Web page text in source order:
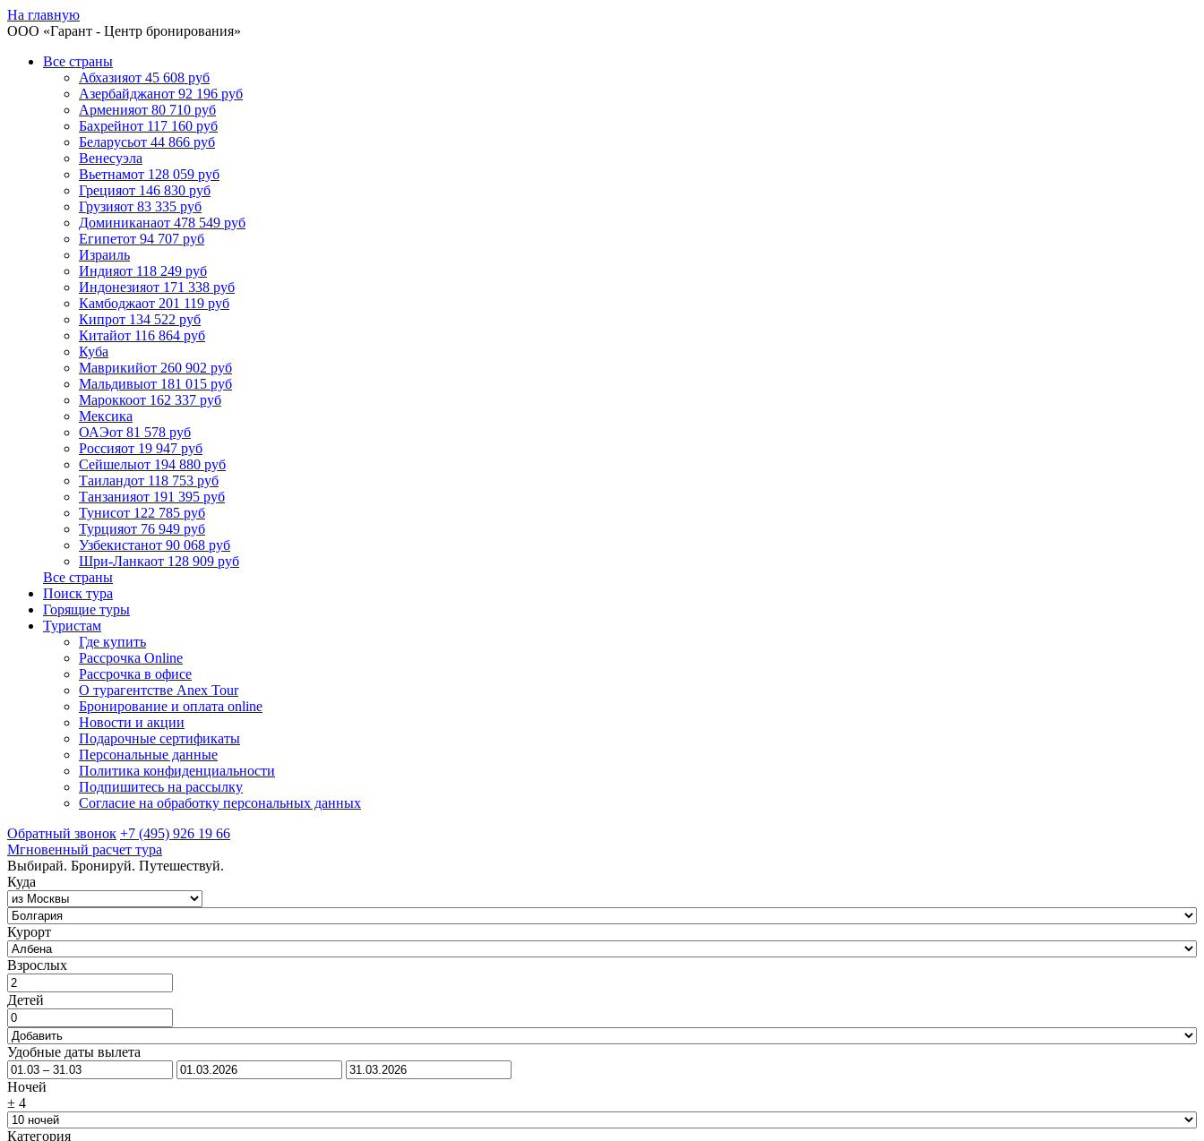
На главную
ООО «Гарант - Центр бронирования»
Все страны
Абхазияот 45 608 руб
Азербайджанот 92 196 руб
Арменияот 80 710 руб
Бахрейнот 117 160 руб
Беларусьот 44 866 руб
Венесуэла
Вьетнамот 128 059 руб
Грецияот 146 830 руб
Грузияот 83 335 руб
Доминиканаот 478 549 руб
Египетот 94 707 руб
Израиль
Индияот 118 249 руб
Индонезияот 171 338 руб
Камбоджаот 201 119 руб
Кипрот 134 522 руб
Китайот 116 864 руб
Куба
Маврикийот 260 902 руб
Мальдивыот 181 015 руб
Мароккоот 162 337 руб
Мексика
ОАЭот 81 578 руб
Россияот 19 947 руб
Сейшелыот 194 880 руб
Таиландот 118 753 руб
Танзанияот 191 395 руб
Тунисот 122 785 руб
Турцияот 76 949 руб
Узбекистанот 90 068 руб
Шри-Ланкаот 128 909 руб
Все страны
Поиск тура
Горящие туры
Туристам
Где купить
Рассрочка Online
Рассрочка в офисе
О турагентстве Anex Tour
Бронирование и оплата online
Новости и акции
Подарочные сертификаты
Персональные данные
Политика конфиденциальности
Подпишитесь на рассылку
Согласие на обработку персональных данных
Обратный звонок +7 (495) 926 19 66
Мгновенный расчет тура
Выбирай. Бронируй. Путешествуй.
Куда
Курорт
Взрослых
Детей
Удобные даты вылета
Ночей
± 4
Категория